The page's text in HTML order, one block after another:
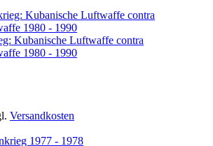
Kubanische Luftwaffe contra
1980 - 1990
Versandkosten